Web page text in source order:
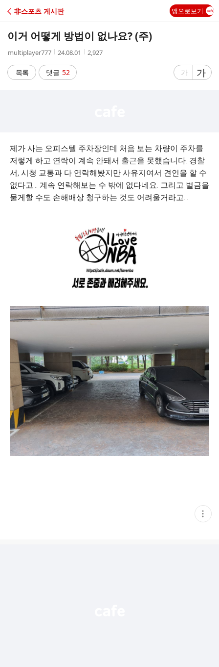
C
A
非스포츠 게시판 앱으로보기
이거 어떻게 방법이 없나요? (주)
작
자
multiplayer777
작
시
간
24.08.01
조
2,927
목록 댓글 52
글
게
가
글
자
게
가
제가 사는 오피스텔 주차장인데 처음 보는 차량이 주차를
저렇게 하고 연락이 계속 안돼서 출근을 못했습니다. 경찰
서, 시청 교통과 다 연락해봤지만 사유지여서 견인을 할 수
없다고... 계속 연락해보는 수 밖에 없다네요. 그리고 벌금을
물게할 수도 손해배상 청구하는 것도 어려울거라고...
현
재